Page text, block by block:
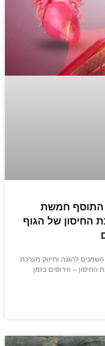
התוסף חמשת
החיסון של הגוף
להגנה וחיזוק מערכת
– ווירוסים בזמן